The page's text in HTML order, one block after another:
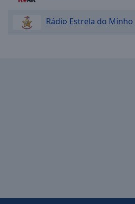
Background Rádio Estrela do Minho